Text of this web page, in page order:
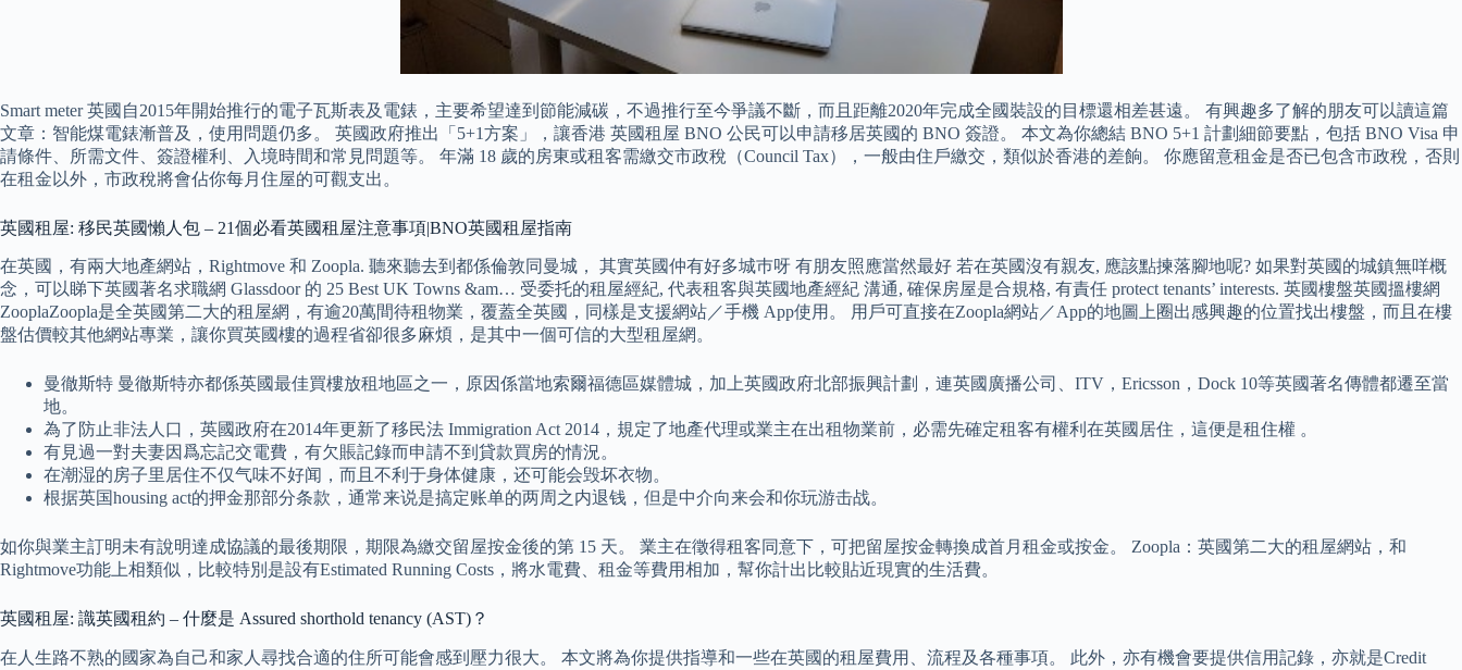
Smart meter 英國自2015年開始推行的電子瓦斯表及電錶，主要希望達到節能減碳，不過推行至今爭議不斷，而且距離2020年完成全國裝設的目標還相差甚遠。 有興趣多了解的朋友可以讀這篇
文章：智能煤電錶漸普及，使用問題仍多。 英國政府推出「5+1方案」，讓香港 英國租屋 BNO 公民可以申請移居英國的 BNO 簽證。 本文為你總結 BNO 5+1 計劃細節要點，包括 BNO Visa 申
請條件、所需文件、簽證權利、入境時間和常見問題等。 年滿 18 歲的房東或租客需繳交市政稅（Council Tax），一般由住戶繳交，類似於香港的差餉。 你應留意租金是否已包含市政稅，否則
在租金以外，市政稅將會佔你每月住屋的可觀支出。
英國租屋: 移民英國懶人包 – 21個必看英國租屋注意事項|BNO英國租屋指南
在英國，有兩大地產網站，Rightmove 和 Zoopla. 聽來聽去到都係倫敦同曼城， 其實英國仲有好多城巿呀 有朋友照應當然最好 若在英國沒有親友, 應該點揀落腳地呢? 如果對英國的城鎮無咩概
念，可以睇下英國著名求職網 Glassdoor 的 25 Best UK Towns &am… 受委托的租屋經紀, 代表租客與英國地產經紀 溝通, 確保房屋是合規格, 有責任 protect tenants’ interests. 英國樓盤英國搵樓網
ZooplaZoopla是全英國第二大的租屋網，有逾20萬間待租物業，覆蓋全英國，同樣是支援網站／手機 App使用。 用戶可直接在Zoopla網站／App的地圖上圈出感興趣的位置找出樓盤，而且在樓
盤估價較其他網站專業，讓你買英國樓的過程省卻很多麻煩，是其中一個可信的大型租屋網。
曼徹斯特 曼徹斯特亦都係英國最佳買樓放租地區之一，原因係當地索爾福德區媒體城，加上英國政府北部振興計劃，連英國廣播公司、ITV，Ericsson，Dock 10等英國著名傳體都遷至當
地。
為了防止非法人口，英國政府在2014年更新了移民法 Immigration Act 2014，規定了地產代理或業主在出租物業前，必需先確定租客有權利在英國居住，這便是租住權 。
有見過一對夫妻因爲忘記交電費，有欠賬記錄而申請不到貸款買房的情況。
在潮湿的房子里居住不仅气味不好闻，而且不利于身体健康，还可能会毁坏衣物。
根据英国housing act的押金那部分条款，通常来说是搞定账单的两周之内退钱，但是中介向来会和你玩游击战。
如你與業主訂明未有說明達成協議的最後期限，期限為繳交留屋按金後的第 15 天。 業主在徵得租客同意下，可把留屋按金轉換成首月租金或按金。 Zoopla：英國第二大的租屋網站，和
Rightmove功能上相類似，比較特別是設有Estimated Running Costs，將水電費、租金等費用相加，幫你計出比較貼近現實的生活費。
英國租屋: 識英國租約 – 什麼是 Assured shorthold tenancy (AST)？
在人生路不熟的國家為自己和家人尋找合適的住所可能會感到壓力很大。 本文將為你提供指導和一些在英國的租屋費用、流程及各種事項。 此外，亦有機會要提供信用記錄，亦就是Credit